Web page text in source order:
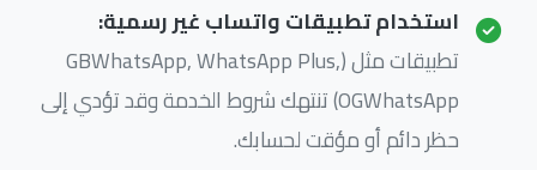
استخدام تطبيقات واتساب غير رسمية:
تطبيقات مثل (GBWhatsApp, WhatsApp Plus,
OGWhatsApp) تنتهك شروط الخدمة وقد تؤدي إلى
حظر دائم أو مؤقت لحسابك.